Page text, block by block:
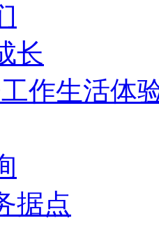
长
作生活体
据点